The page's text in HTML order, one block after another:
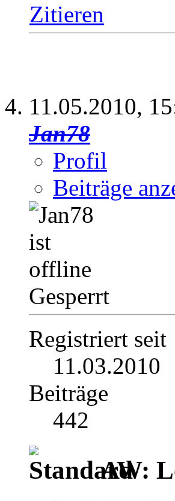
Zitieren
11.05.2010,
Jan78
Profil
Beiträge
Gesperrt
Registriert seit
11.03.2010
Beiträge
442
AW: